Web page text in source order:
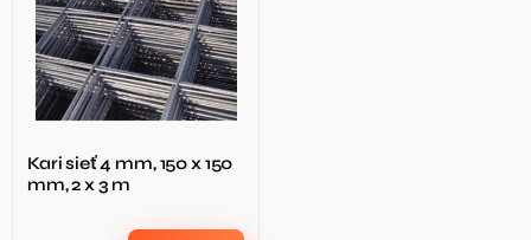
Kari sieť 4 mm, 150 x 150
mm, 2 x 3 m